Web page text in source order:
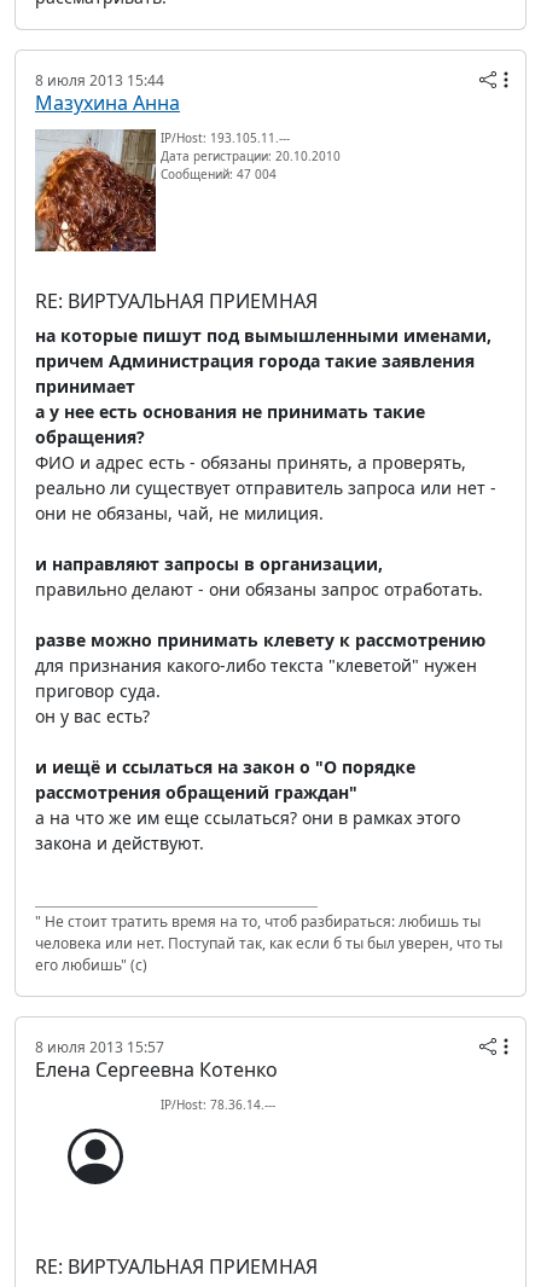
8 июля 2013 15:44
Мазухина Анна
IP/Host: 193.105.11.---
Дата регистрации: 20.10.2010
Сообщений: 47 004
RE: ВИРТУАЛЬНАЯ ПРИЕМНАЯ
на которые пишут под вымышленными именами,
причем Администрация города такие заявления
принимает
а у нее есть основания не принимать такие
обращения?
ФИО и адрес есть - обязаны принять, а проверять,
реально ли существует отправитель запроса или нет -
они не обязаны, чай, не милиция.
и направляют запросы в организации,
правильно делают - они обязаны запрос отработать.
разве можно принимать клевету к рассмотрению
для признания какого-либо текста "клеветой" нужен
приговор суда.
он у вас есть?
и иещё и ссылаться на закон о "О порядке
рассмотрения обращений граждан"
а на что же им еще ссылаться? они в рамках этого
закона и действуют.
" Не стоит тратить время на то, чтоб разбираться: любишь ты
человека или нет. Поступай так, как если б ты был уверен, что ты
его любишь" (с)
8 июля 2013 15:57
Елена Сергеевна Котенко
IP/Host: 78.36.14.---
RE: ВИРТУАЛЬНАЯ ПРИЕМНАЯ